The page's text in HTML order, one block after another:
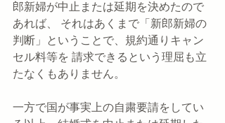
郎新婦が中止または延期を決めたので
あれば、 それはあくまで「新郎新婦の
判断」ということで、規約通りキャン
セル料等を 請求できるという理屈も立
たなくもありません。
一方で国が事実上の自粛要請をしてい